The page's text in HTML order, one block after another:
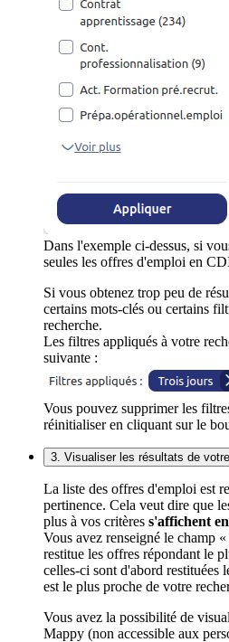
Dans l'exemple ci-dessus, si
seules les offres d'emploi en
Si vous obtenez trop peu de
certains mots-clés ou certains
recherche.
Les filtres appliqués à votre
suivante :
Vous pouvez supprimer les
réinitialiser en cliquant sur le
3. Visualiser les résultats de
La liste des offres d'emploi est
pertinence. Cela veut dire que
plus à vos critères s'affichent
Vous avez renseigné le champ
restitue les offres répondant le
celles-ci sont d'abord restituées
est le plus proche de votre
Vous avez la possibilité de
Mappy (non accessible aux